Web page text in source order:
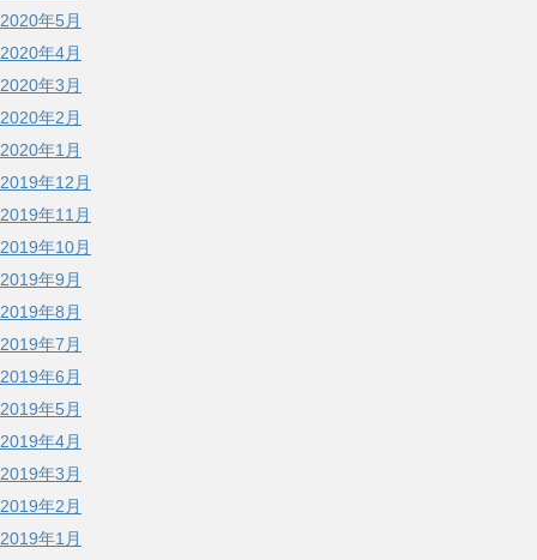
2020年5月
2020年4月
2020年3月
2020年2月
2020年1月
2019年12月
2019年11月
2019年10月
2019年9月
2019年8月
2019年7月
2019年6月
2019年5月
2019年4月
2019年3月
2019年2月
2019年1月